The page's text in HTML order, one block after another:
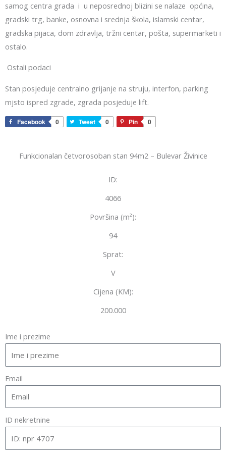
samog centra grada i u neposrednoj blizini se nalaze općina,
gradski trg, banke, osnovna i srednja škola, islamski centar,
gradska pijaca, dom zdravlja, tržni centar, pošta, supermarketi i
ostalo.
Ostali podaci
Stan posjeduje centralno grijanje na struju, interfon, parking
mjsto ispred zgrade, zgrada posjeduje lift.
Facebook 0 Tweet 0 Pin 0
Funkcionalan četvorosoban stan 94m2 – Bulevar Živinice
ID:
4066
Površina (m²):
94
Sprat:
V
Cijena (KM):
200.000
Ime i prezime
Email
ID nekretnine